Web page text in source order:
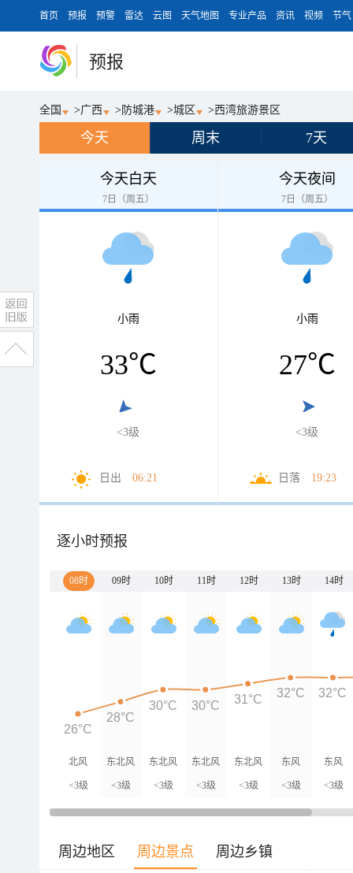
首页 预报 预警 雷达 云图 天气地图 专业产品 资讯 视频 节气
预报
全国 >广西 > 防城港 >城区 >西湾旅游景区
今天 周末 7天
今天白天
7日（周五）
小雨
33℃
<3级
日出 06:21
今天夜间
7日（周五）
小雨
27℃
<3级
日落 19:23
逐小时预报
08时 09时 10时 11时 12时 13时 14时
北风
<3级
东北风
<3级
东北风
<3级
东北风
<3级
东北风
<3级
东风
<3级
东风
<3级
26°C
28°C
30°C 30°C 31°C 32°C 32°C
周边地区 周边景点 周边乡镇